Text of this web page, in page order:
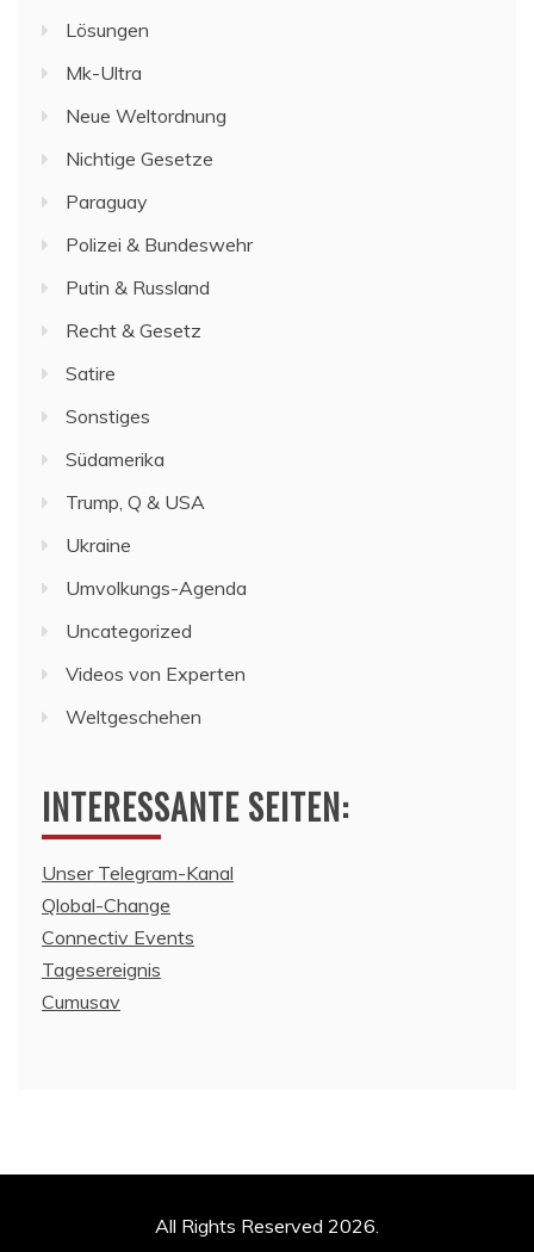
Lösungen
Mk-Ultra
Neue Weltordnung
Nichtige Gesetze
Paraguay
Polizei & Bundeswehr
Putin & Russland
Recht & Gesetz
Satire
Sonstiges
Südamerika
Trump, Q & USA
Ukraine
Umvolkungs-Agenda
Uncategorized
Videos von Experten
Weltgeschehen
INTERESSANTE SEITEN:
Unser Telegram-Kanal
Qlobal-Change
Connectiv Events
Tagesereignis
Cumusav
All Rights Reserved 2026.